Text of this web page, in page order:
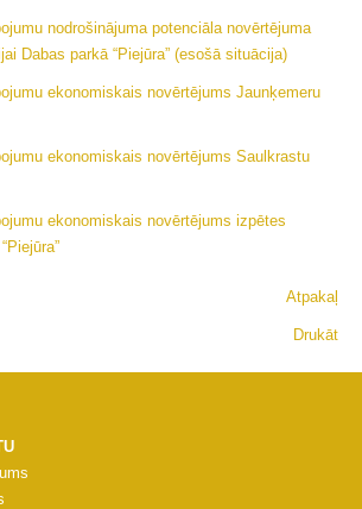
nodrošinājuma potenciāla novērtējuma
Dabas parkā “Piejūra” (esošā situācija)
ekonomiskais novērtējums Jaunķemeru
ekonomiskais novērtējums Saulkrastu
ekonomiskais novērtējums izpētes
Atpakaļ
Drukāt